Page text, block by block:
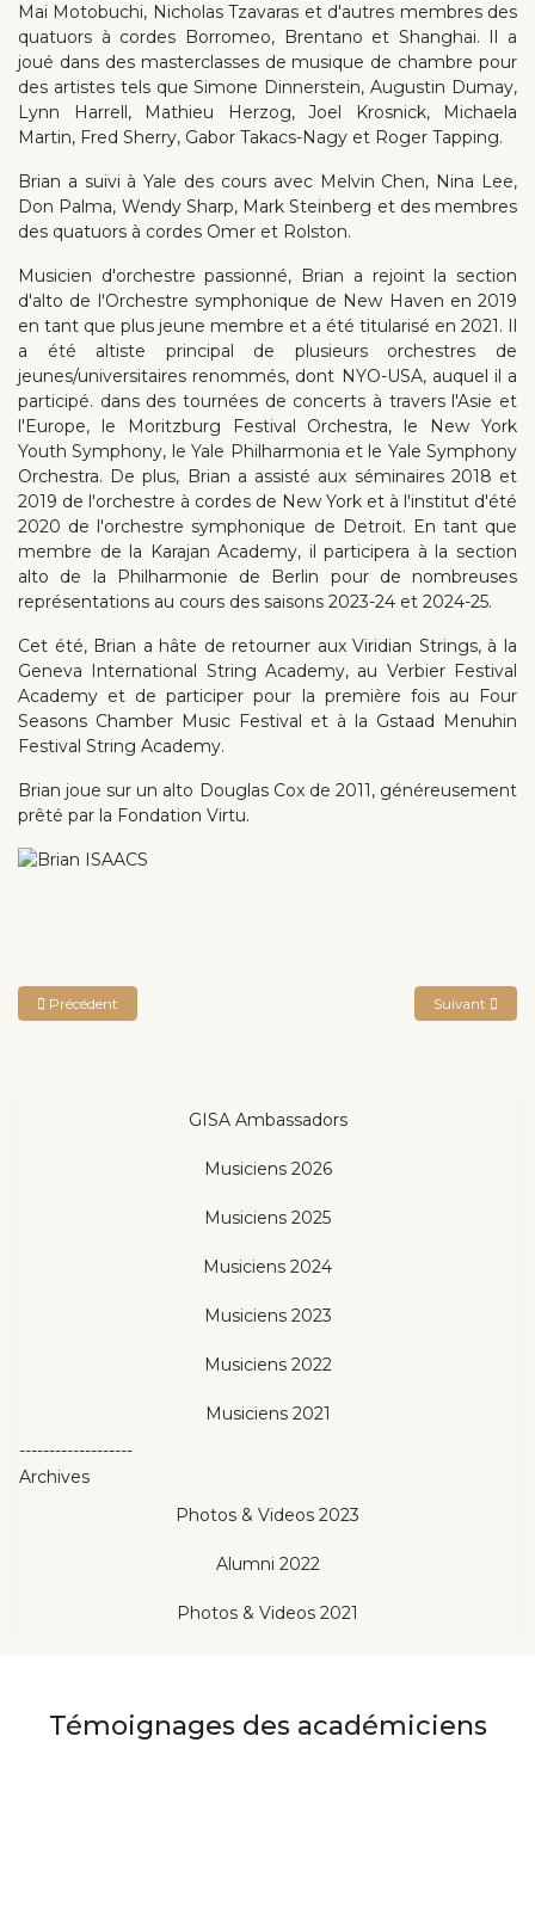
Mai Motobuchi, Nicholas Tzavaras et d'autres membres des
quatuors à cordes Borromeo, Brentano et Shanghai. Il a
joué dans des masterclasses de musique de chambre pour
des artistes tels que Simone Dinnerstein, Augustin Dumay,
Lynn Harrell, Mathieu Herzog, Joel Krosnick, Michaela
Martin, Fred Sherry, Gabor Takacs-Nagy et Roger Tapping.
Brian a suivi à Yale des cours avec Melvin Chen, Nina Lee,
Don Palma, Wendy Sharp, Mark Steinberg et des membres
des quatuors à cordes Omer et Rolston.
Musicien d'orchestre passionné, Brian a rejoint la section
d'alto de l'Orchestre symphonique de New Haven en 2019
en tant que plus jeune membre et a été titularisé en 2021. Il
a été altiste principal de plusieurs orchestres de
jeunes/universitaires renommés, dont NYO-USA, auquel il a
participé. dans des tournées de concerts à travers l'Asie et
l'Europe, le Moritzburg Festival Orchestra, le New York
Youth Symphony, le Yale Philharmonia et le Yale Symphony
Orchestra. De plus, Brian a assisté aux séminaires 2018 et
2019 de l'orchestre à cordes de New York et à l'institut d'été
2020 de l'orchestre symphonique de Detroit. En tant que
membre de la Karajan Academy, il participera à la section
alto de la Philharmonie de Berlin pour de nombreuses
représentations au cours des saisons 2023-24 et 2024-25.
Cet été, Brian a hâte de retourner aux Viridian Strings, à la
Geneva International String Academy, au Verbier Festival
Academy et de participer pour la première fois au Four
Seasons Chamber Music Festival et à la Gstaad Menuhin
Festival String Academy.
Brian joue sur un alto Douglas Cox de 2011, généreusement
prêté par la Fondation Virtu.
Article précédent : Vasilisa NELIUBINA
Précédent Article suivant
Suivant
GISA Ambassadors
Musiciens 2026
Musiciens 2025
Musiciens 2024
Musiciens 2023
Musiciens 2022
Musiciens 2021
-------------------
Archives
Photos & Videos 2023
Alumni 2022
Photos & Videos 2021
Témoignages des académiciens